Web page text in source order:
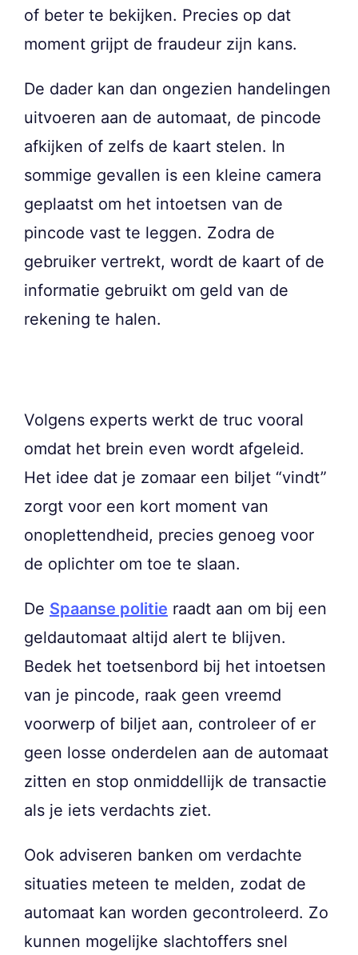
of beter te bekijken. Precies op dat
moment grijpt de fraudeur zijn kans.
De dader kan dan ongezien handelingen
uitvoeren aan de automaat, de pincode
afkijken of zelfs de kaart stelen. In
sommige gevallen is een kleine camera
geplaatst om het intoetsen van de
pincode vast te leggen. Zodra de
gebruiker vertrekt, wordt de kaart of de
informatie gebruikt om geld van de
rekening te halen.
Volgens experts werkt de truc vooral
omdat het brein even wordt afgeleid.
Het idee dat je zomaar een biljet “vindt”
zorgt voor een kort moment van
onoplettendheid, precies genoeg voor
de oplichter om toe te slaan.
De Spaanse politie raadt aan om bij een
geldautomaat altijd alert te blijven.
Bedek het toetsenbord bij het intoetsen
van je pincode, raak geen vreemd
voorwerp of biljet aan, controleer of er
geen losse onderdelen aan de automaat
zitten en stop onmiddellijk de transactie
als je iets verdachts ziet.
Ook adviseren banken om verdachte
situaties meteen te melden, zodat de
automaat kan worden gecontroleerd. Zo
kunnen mogelijke slachtoffers snel